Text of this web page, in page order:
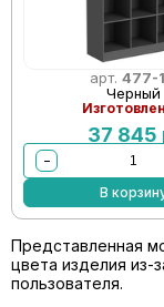
арт. 477-
Черный
37 845
−
В
Представленная
цвета изделия из-
пользователя.